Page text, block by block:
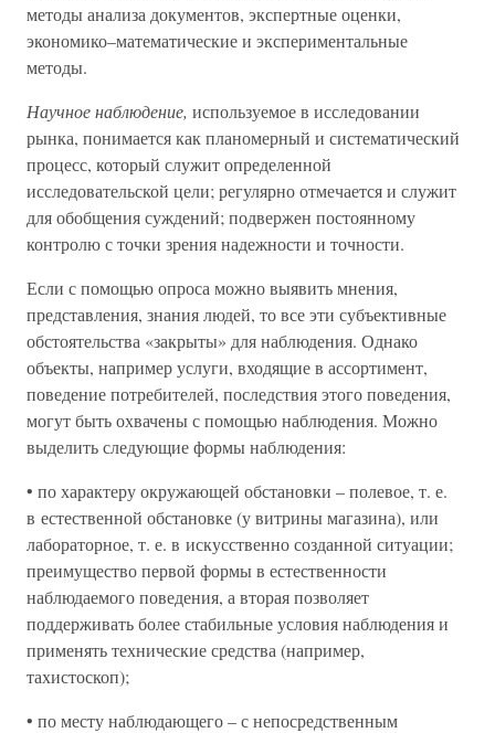
методы анализа документов, экспертные оценки,
экономико–математические и экспериментальные
методы.
Научное наблюдение, используемое в исследовании
рынка, понимается как планомерный и систематический
процесс, который служит определенной
исследовательской цели; регулярно отмечается и служит
для обобщения суждений; подвержен постоянному
контролю с точки зрения надежности и точности.
Если с помощью опроса можно выявить мнения,
представления, знания людей, то все эти субъективные
обстоятельства «закрыты» для наблюдения. Однако
объекты, например услуги, входящие в ассортимент,
поведение потребителей, последствия этого поведения,
могут быть охвачены с помощью наблюдения. Можно
выделить следующие формы наблюдения:
• по характеру окружающей обстановки – полевое, т. е.
в естественной обстановке (у витрины магазина), или
лабораторное, т. е. в искусственно созданной ситуации;
преимущество первой формы в естественности
наблюдаемого поведения, а вторая позволяет
поддерживать более стабильные условия наблюдения и
применять технические средства (например,
тахистоскоп);
• по месту наблюдающего – с непосредственным